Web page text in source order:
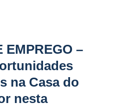
EMPREGO –
na Casa do
nesta